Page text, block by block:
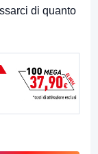
di quanto